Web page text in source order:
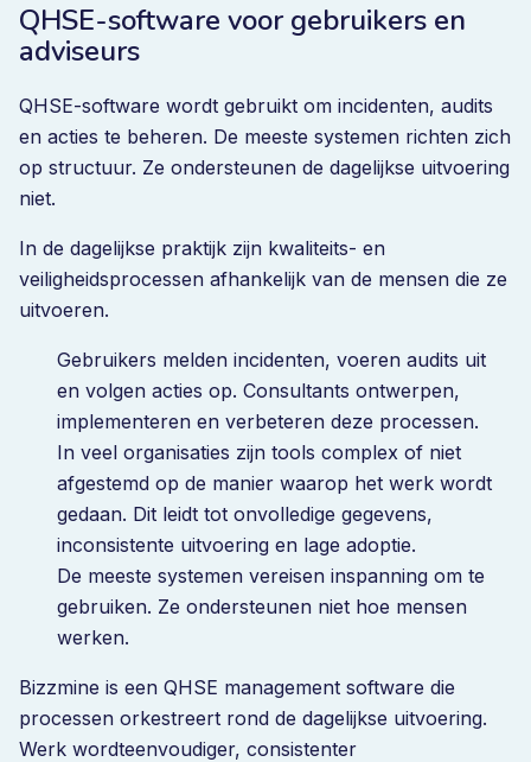
QHSE-software voor gebruikers en
adviseurs
QHSE-software wordt gebruikt om incidenten, audits
en acties te beheren. De meeste systemen richten zich
op structuur. Ze ondersteunen de dagelijkse uitvoering
niet.
In de dagelijkse praktijk zijn kwaliteits- en
veiligheidsprocessen afhankelijk van de mensen die ze
uitvoeren.
Gebruikers melden incidenten, voeren audits uit
en volgen acties op. Consultants ontwerpen,
implementeren en verbeteren deze processen.
In veel organisaties zijn tools complex of niet
afgestemd op de manier waarop het werk wordt
gedaan. Dit leidt tot onvolledige gegevens,
inconsistente uitvoering en lage adoptie.
De meeste systemen vereisen inspanning om te
gebruiken. Ze ondersteunen niet hoe mensen
werken.
Bizzmine is een QHSE management software die
processen orkestreert rond de dagelijkse uitvoering.
Werk wordteenvoudiger, consistenter